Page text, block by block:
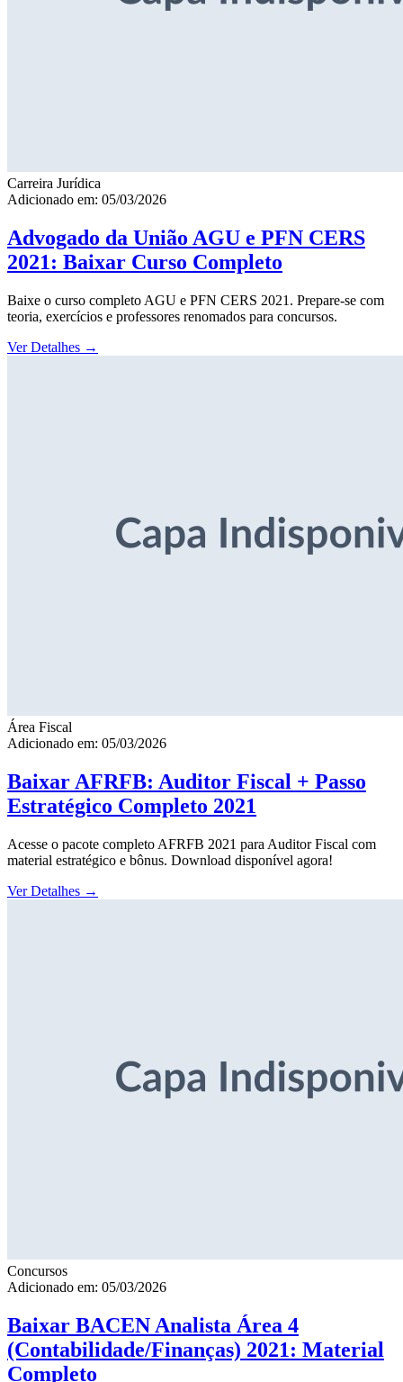
Carreira Jurídica
Adicionado em: 05/03/2026
Advogado da União AGU e PFN CERS
2021: Baixar Curso Completo
Baixe o curso completo AGU e PFN CERS 2021. Prepare-se com
teoria, exercícios e professores renomados para concursos.
Ver Detalhes →
Área Fiscal
Adicionado em: 05/03/2026
Baixar AFRFB: Auditor Fiscal + Passo
Estratégico Completo 2021
Acesse o pacote completo AFRFB 2021 para Auditor Fiscal com
material estratégico e bônus. Download disponível agora!
Ver Detalhes →
Concursos
Adicionado em: 05/03/2026
Baixar BACEN Analista Área 4
(Contabilidade/Finanças) 2021: Material
Completo